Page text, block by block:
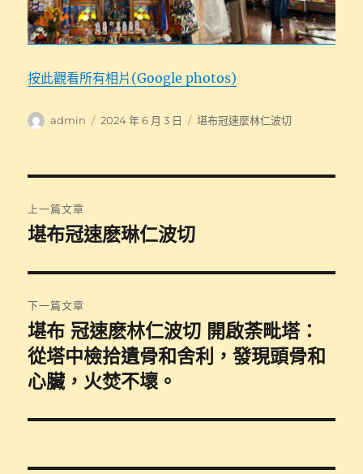
按此觀看所有相片(Google photos)
作
admin
發
2024 年 6 月 3 日
分
堪布冠速麼林仁波切
章
覽
上一篇文章
上
篇
文
章:
堪布冠速麽琳仁波切
下一篇文章
下
一
篇
章:
堪布 冠速麽林仁波切 開啟荼毗塔：
從塔中檢拾遺骨和舍利，發現頭骨和
心臟，火焚不壞。